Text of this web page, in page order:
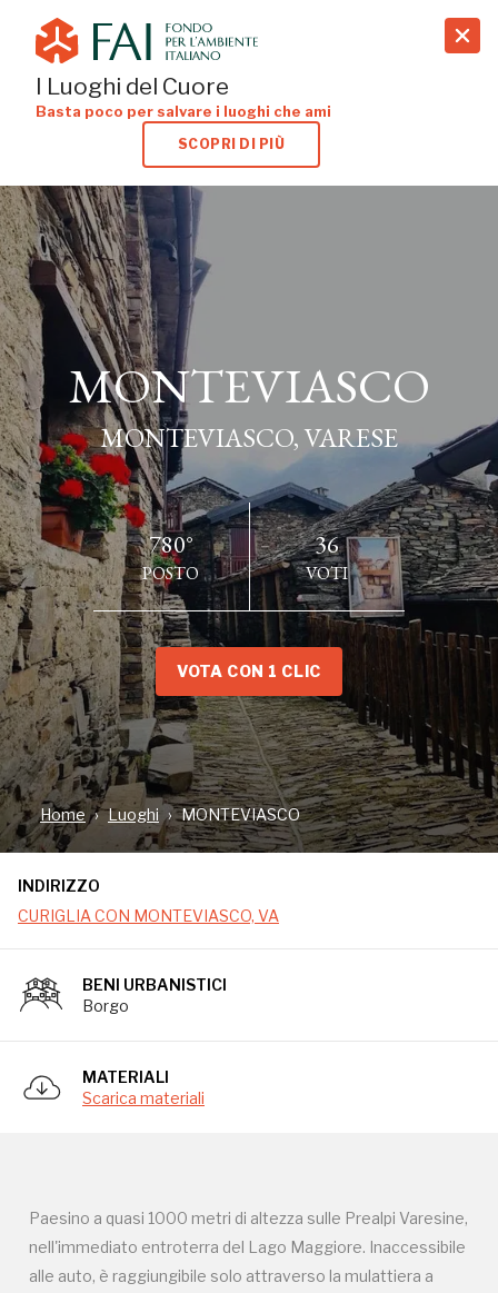
search
I Luoghi del Cuore
Basta poco per salvare i luoghi che ami
SCOPRI DI PIÙ
MONTEVIASCO
MONTEVIASCO, VARESE
780°
POSTO
36
VOTI
VOTA CON 1 CLIC
Home Luoghi MONTEVIASCO
INDIRIZZO
CURIGLIA CON MONTEVIASCO, VA
BENI URBANISTICI
Borgo
MATERIALI
Scarica materiali
Paesino a quasi 1000 metri di altezza sulle Prealpi Varesine,
nell'immediato entroterra del Lago Maggiore. Inaccessibile
alle auto, è raggiungibile solo attraverso la mulattiera a
MONTEVIASCO
MONTEVIASCO, VARESE
INDIRIZZO
CURIGLIA CON MONTEVIASCO, VA
Paesino a quasi 1000 metri di altezza sulle Prealpi Varesine,
nell'immediato entroterra del Lago Maggiore. Inaccessibile
alle auto, è raggiungibile solo attraverso la mulattiera a
suo ripristino) Interamente costruito in pietra locale, dalle
sacro nella sua incontaminata bellezza. Da Monteviasco si
vede il IL Lago Maggiore, dalle Isole BORROMEE alla
rimani affascinato dalla bellezza e dal silenzio della natura
che ti circonda.